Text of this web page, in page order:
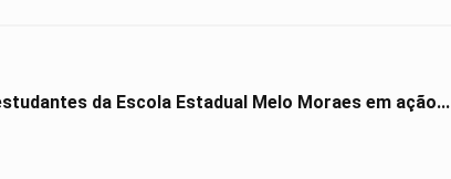
da Escola Estadual Melo Moraes em ação...